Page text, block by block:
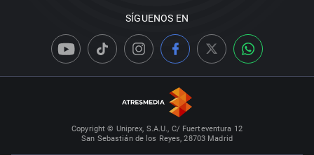
SÍGUENOS EN
Copyright © Uniprex, S.A.U., C/ Fuerteventura 12
San Sebastián de los Reyes, 28703 Madrid